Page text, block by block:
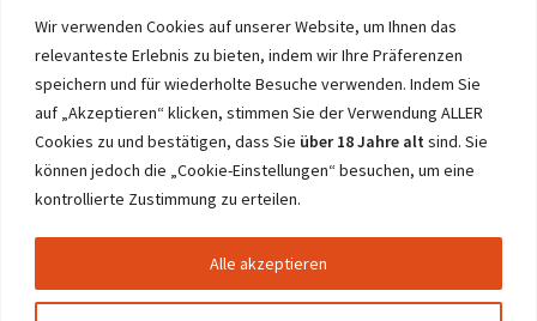
Wir verwenden Cookies auf unserer Website, um Ihnen das
relevanteste Erlebnis zu bieten, indem wir Ihre Präferenzen
speichern und für wiederholte Besuche verwenden. Indem Sie
auf „Akzeptieren“ klicken, stimmen Sie der Verwendung ALLER
Cookies zu und bestätigen, dass Sie über 18 Jahre alt sind. Sie
können jedoch die „Cookie-Einstellungen“ besuchen, um eine
kontrollierte Zustimmung zu erteilen.
Alle akzeptieren
Realisiert durch
© netwine.at 2026